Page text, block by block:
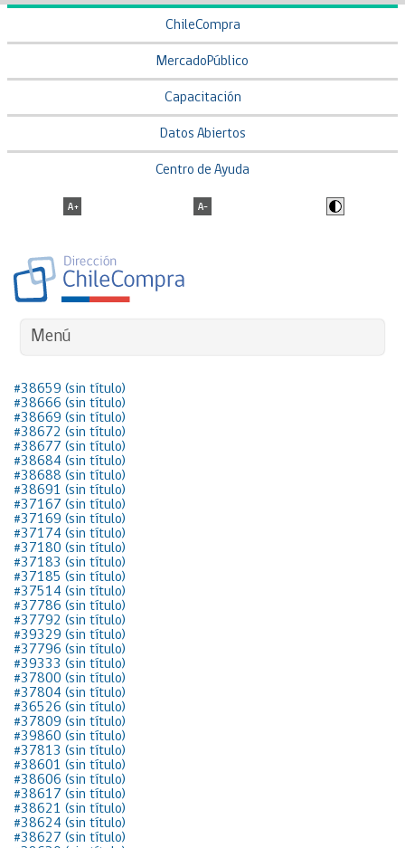
ChileCompra
MercadoPúblico
Capacitación
Datos Abiertos
Centro de Ayuda
Menú
#38659 (sin título)
#38666 (sin título)
#38669 (sin título)
#38672 (sin título)
#38677 (sin título)
#38684 (sin título)
#38688 (sin título)
#38691 (sin título)
#37167 (sin título)
#37169 (sin título)
#37174 (sin título)
#37180 (sin título)
#37183 (sin título)
#37185 (sin título)
#37514 (sin título)
#37786 (sin título)
#37792 (sin título)
#39329 (sin título)
#37796 (sin título)
#39333 (sin título)
#37800 (sin título)
#37804 (sin título)
#36526 (sin título)
#37809 (sin título)
#39860 (sin título)
#37813 (sin título)
#38601 (sin título)
#38606 (sin título)
#38617 (sin título)
#38621 (sin título)
#38624 (sin título)
#38627 (sin título)